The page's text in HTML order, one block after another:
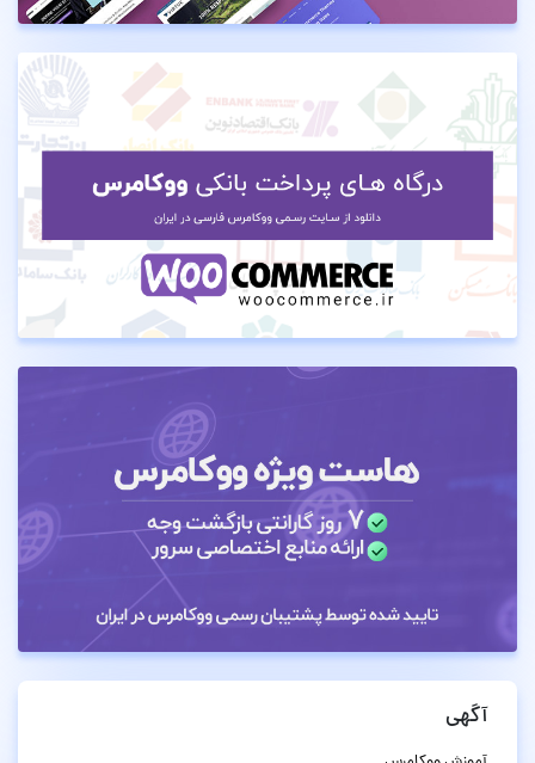
آگهی